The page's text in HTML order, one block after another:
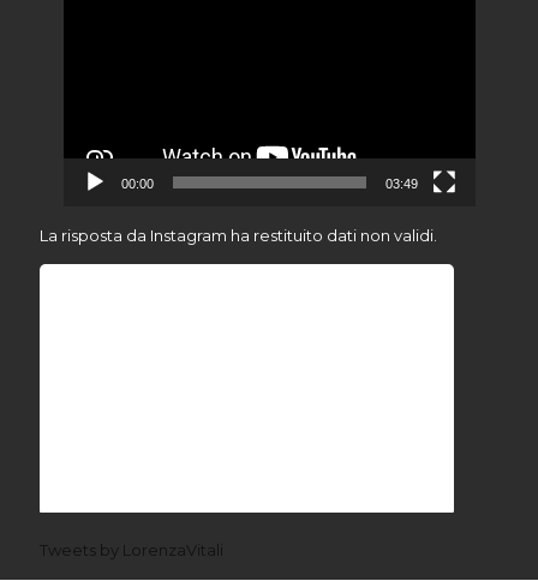
00:00 03:49
La risposta da Instagram ha restituito dati non validi.
Tweets by LorenzaVitali